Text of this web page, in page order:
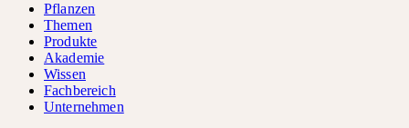
Pflanzen
Themen
Produkte
Akademie
Wissen
Fachbereich
Unternehmen